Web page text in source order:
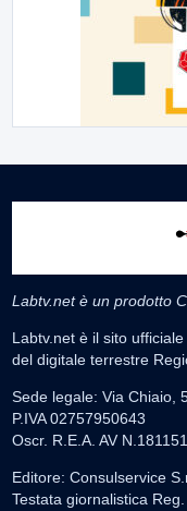
Labtv.net è un prodotto
Labtv.net è il sito
del digitale terrestre
Sede legale: Via Chiaio,
P.IVA 02757950643
Oscr. R.E.A. AV N.181151
Editore: Consulservice
Testata giornalistica